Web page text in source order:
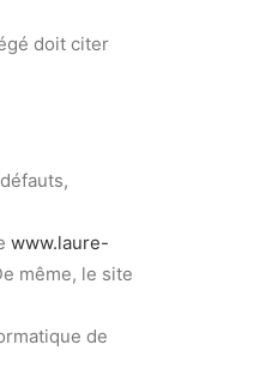
doit citer
www.laure-
même, le site
de